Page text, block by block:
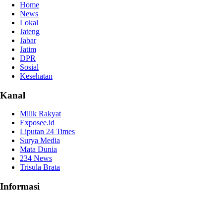
Home
News
Lokal
Jateng
Jabar
Jatim
DPR
Sosial
Kesehatan
Kanal
Milik Rakyat
Exposee.id
Liputan 24 Times
Surya Media
Mata Dunia
234 News
Trisula Brata
Informasi